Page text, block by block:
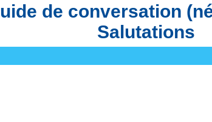
de conversation
Salutations